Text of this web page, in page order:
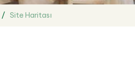
Site Haritası